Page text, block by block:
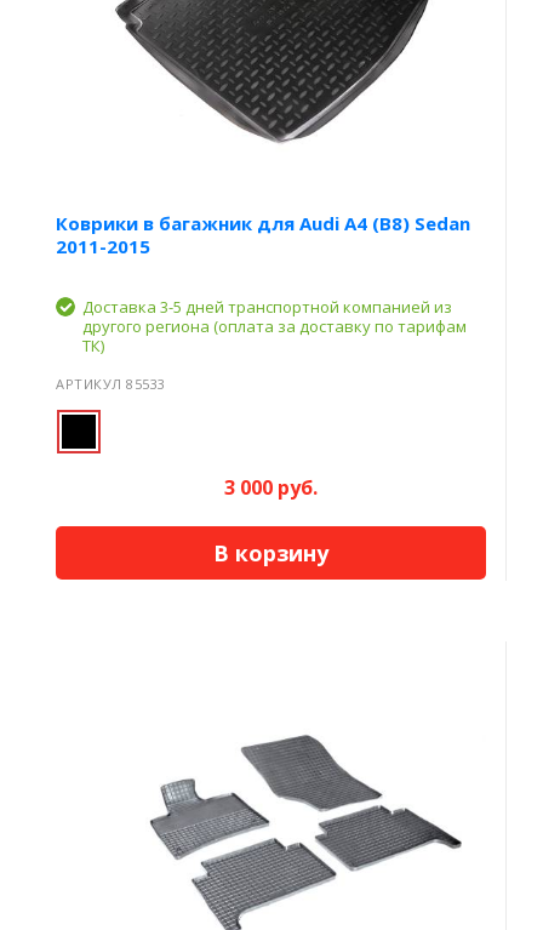
Коврики в багажник для Audi A4 (B8) Sedan
2011-2015
Доставка 3-5 дней транспортной компанией из
другого региона (оплата за доставку по тарифам
ТК)
АРТИКУЛ 85533
3 000 руб.
В корзину